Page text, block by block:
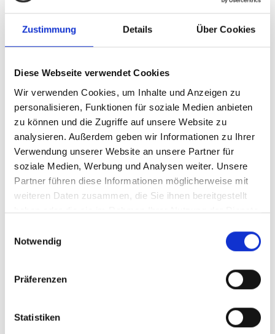
Zustimmung Details Über Cookies
Diese Webseite verwendet Cookies
Wir verwenden Cookies, um Inhalte und Anzeigen zu
personalisieren, Funktionen für soziale Medien anbieten
zu können und die Zugriffe auf unsere Website zu
analysieren. Außerdem geben wir Informationen zu Ihrer
Verwendung unserer Website an unsere Partner für
soziale Medien, Werbung und Analysen weiter. Unsere
Partner führen diese Informationen möglicherweise mit
weiteren Daten zusammen, die Sie ihnen bereitgestellt
haben oder die sie im Rahmen Ihrer Nutzung der Dienste
Notwendig
Präferenzen
Statistiken
Auftraggeber
Marktplatz 23